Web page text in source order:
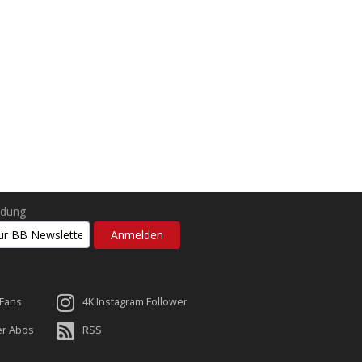
4K Instagram Follower
Abos RSS